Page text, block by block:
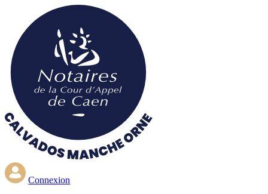
contenu
principal
Connexion